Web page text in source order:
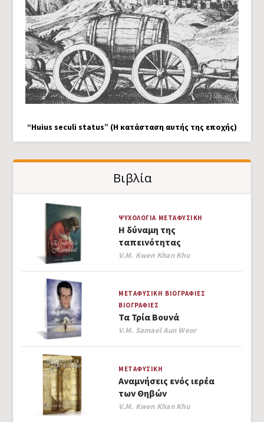
“Huius seculi status” (Η κατάσταση αυτής της εποχής)
Βιβλία
ΨΥΧΟΛΟΓΊΑ ΜΕΤΑΦΥΣΙΚΉ
Η δύναμη της
ταπεινότητας
Author
V.M. Kwen Khan Khu
ΜΕΤΑΦΥΣΙΚΉ ΒΙΟΓΡΑΦΊΕΣ
ΒΙΟΓΡΑΦΊΕΣ
Τα Τρία Βουνά
Author
V.M. Samael Aun Weor
ΜΕΤΑΦΥΣΙΚΉ
Αναμνήσεις ενός ιερέα
των Θηβών
Author
V.M. Kwen Khan Khu